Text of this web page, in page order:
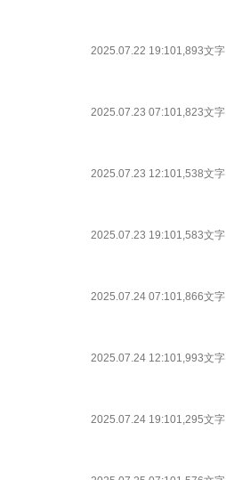
2025.07.22 19:101,893文字
2025.07.23 07:101,823文字
2025.07.23 12:101,538文字
2025.07.23 19:101,583文字
2025.07.24 07:101,866文字
2025.07.24 12:101,993文字
2025.07.24 19:101,295文字